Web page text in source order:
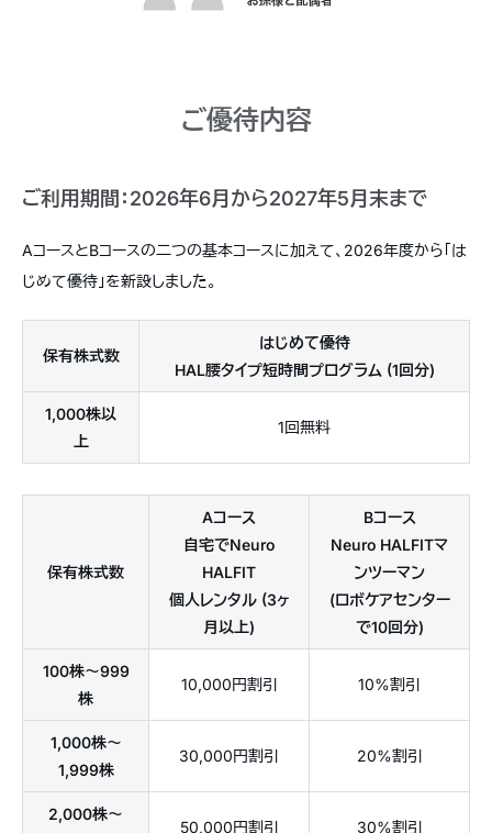
ご優待内容
ご利用期間：2026年6月から2027年5月末まで
AコースとBコースの二つの基本コースに加えて、2026年度から「は
じめて優待」を新設しました。
保有株式数
はじめて優待
HAL腰タイプ短時間プログラム (1回分)
1,000株以
上
1回無料
保有株式数
Aコース
自宅でNeuro
HALFIT
個人レンタル (3ヶ
月以上)
Bコース
Neuro HALFITマ
ンツーマン
(ロボケアセンター
で10回分)
100株〜999
株
10,000円割引 10%割引
1,000株〜
1,999株
30,000円割引 20%割引
2,000株〜
50,000円割引 30%割引